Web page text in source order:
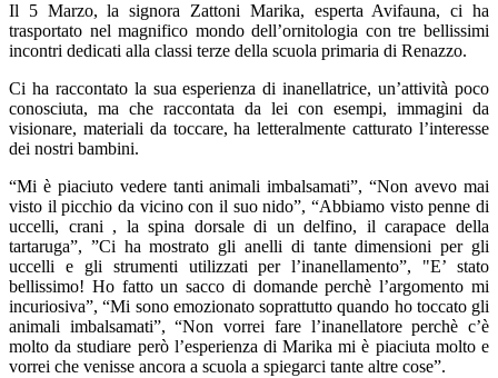
Il 5 Marzo, la signora Zattoni Marika, esperta Avifauna, ci ha
trasportato nel magnifico mondo dell’ornitologia con tre bellissimi
incontri dedicati alla classi terze della scuola primaria di Renazzo.
Ci ha raccontato la sua esperienza di inanellatrice, un’attività poco
conosciuta, ma che raccontata da lei con esempi, immagini da
visionare, materiali da toccare, ha letteralmente catturato l’interesse
dei nostri bambini.
“Mi è piaciuto vedere tanti animali imbalsamati”, “Non avevo mai
visto il picchio da vicino con il suo nido”, “Abbiamo visto penne di
uccelli, crani , la spina dorsale di un delfino, il carapace della
tartaruga”, ”Ci ha mostrato gli anelli di tante dimensioni per gli
uccelli e gli strumenti utilizzati per l’inanellamento”, "E’ stato
bellissimo! Ho fatto un sacco di domande perchè l’argomento mi
incuriosiva”, “Mi sono emozionato soprattutto quando ho toccato gli
animali imbalsamati”, “Non vorrei fare l’inanellatore perchè c’è
molto da studiare però l’esperienza di Marika mi è piaciuta molto e
vorrei che venisse ancora a scuola a spiegarci tante altre cose”.